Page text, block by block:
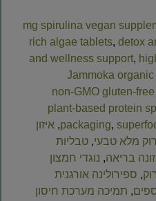
rich algae tablets, detox
and wellness support,
Jammoka
non-GMO gluten-
plant-based protein
packaging,
, איזון
מלא טבעי, טבליות
בריאה, נוגדי חמצון
, ספירולינה אורגנית
, תמיכה מערכת חיסון